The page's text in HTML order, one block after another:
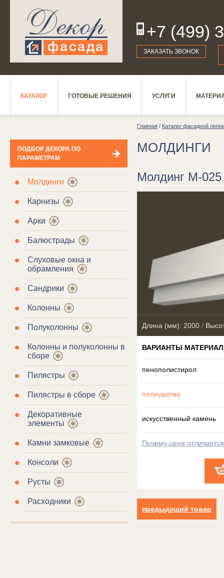
+7 (499)
19
ЗАКАЗАТЬ ЗВОНОК
КАТАЛОГ ГОТОВЫЕ РЕШЕНИЯ УСЛУГИ
ПОДБОР ДЕКОРА ПО
ПАРАМЕТРАМ
Молдинги
Карнизы
Арки
Балюстрады
Слуховые окна и
обрамления
Сандрики
Колонны
Полуколонны
Колонны и полуколонны в
сборе
Пилястры
Пилястры в сборе
Декоративные
элементы
Камни замковые
Консоли
Русты
Расходники
Главная/ Каталог фасадной
МОЛДИНГИ
Молдинг М-025
Длина (мм): 2000/
ВАРИАНТЫ
пенополистирол
полиуретан
искусственный камень
Почему цена
предыдущий товар